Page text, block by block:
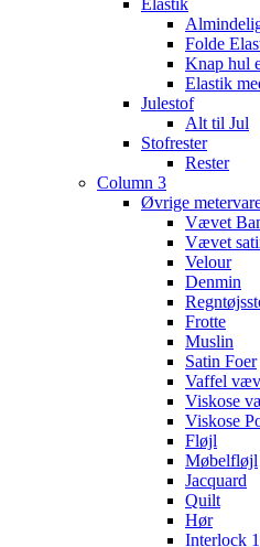
Elastik
Folde
Knap hul
Elastik
Julestof
Alt til Jul
Stofrester
Rester
Column 3
Øvrige
Vævet
Vævet
Velour
Denmin
Frotte
Muslin
Satin Foer
Vaffel
Viskose
Viskose
Fløjl
Møbelfløjl
Jacquard
Quilt
Hør
Interlock